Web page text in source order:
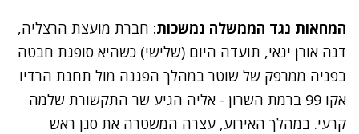
המחאות נגד הממשלה נמשכות: חברת מועצת הרצליה,
דנה אורן ינאי, תועדה היום (שלישי) כשהיא סופגת חבטה
בפניה ממרפק של שוטר במהלך הפגנה מול תחנת הרדיו
אקו 99 ברמת השרון - אליה הגיע שר התקשורת שלמה
קרעי. במהלך האירוע, עצרה המשטרה את סגן ראש